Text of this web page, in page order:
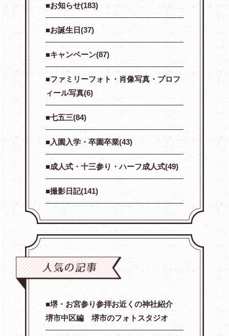
お知らせ(183)
お誕生日(37)
キャンペーン(87)
ファミリーフォト・肖像写真・プロフ
ィール写真(6)
七五三(84)
入園入学・卒園卒業(43)
成人式・十三参り・ハーフ成人式(49)
撮影日記(141)
堺・お宮参り参拝お近くの神社紹介
堺市中区編 堺市のフォトスタジオ